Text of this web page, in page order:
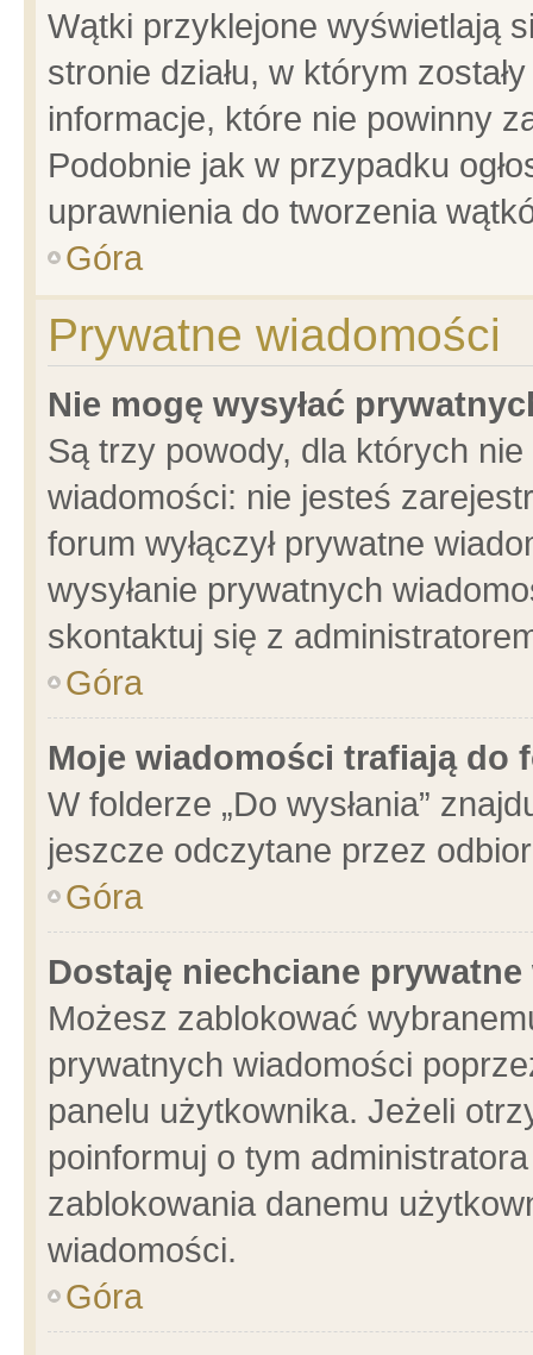
Wątki przyklejone wyświetlają
stronie działu, w którym
informacje, które nie powinny
Podobnie jak w przypadku
uprawnienia do tworzenia
Góra
Prywatne wiadomości
Nie mogę wysyłać
Są trzy powody, dla których
wiadomości: nie jesteś
forum wyłączył prywatne
wysyłanie prywatnych
skontaktuj się z
Góra
Moje wiadomości trafiają do
W folderze „Do wysłania”
jeszcze odczytane przez
Góra
Dostaję niechciane
Możesz zablokować
prywatnych wiadomości
panelu użytkownika. Jeżeli
poinformuj o tym
zablokowania danemu
wiadomości.
Góra